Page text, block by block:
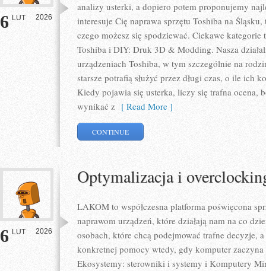
6 LUT 2026
analizy usterki, a dopiero potem proponujemy
interesuje Cię naprawa sprzętu Toshiba na
czego możesz się spodziewać. Ciekawe
Toshiba i DIY: Druk 3D & Modding. Nasza
urządzeniach Toshiba, w tym szczególnie na
starsze potrafią służyć przez długi czas, o ile ich
Kiedy pojawia się usterka, liczy się trafna ocena,
wynikać z [ Read More ]
CONTINUE
6 LUT 2026
Optymalizacja i
LAKOM to współczesna platforma poświęcona
naprawom urządzeń, które działają nam na co
osobach, które chcą podejmować trafne decyzje,
konkretnej pomocy wtedy, gdy komputer
Ekosystemy: sterowniki i systemy i Komputery